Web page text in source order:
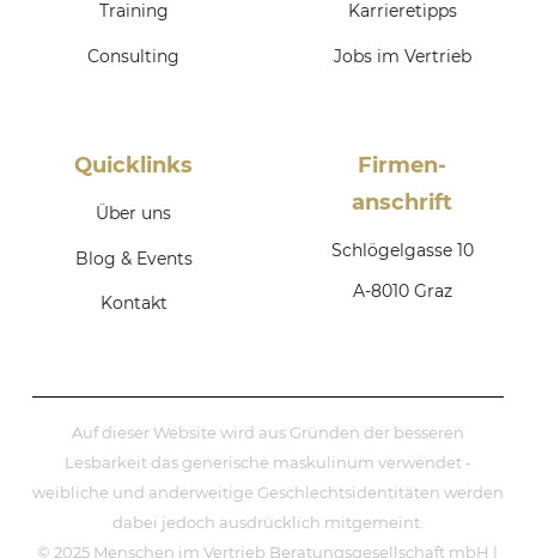
Training
Consulting
Karrieretipps
Jobs im Vertrieb
Quicklinks
Über uns
Blog & Events
Kontakt
Firmen­
anschrift
Schlögelgasse 10
A-8010 Graz
Auf dieser Website wird aus Gründen der besseren
Lesbarkeit das generische maskulinum verwendet -
weibliche und anderweitige Geschlechtsidentitäten werden
dabei jedoch ausdrücklich mitgemeint.
© 2025 Menschen im Vertrieb Beratungsgesellschaft mbH |